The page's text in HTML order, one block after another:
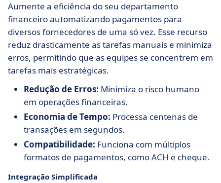
Aumente a eficiência do seu departamento
financeiro automatizando pagamentos para
diversos fornecedores de uma só vez. Esse recurso
reduz drasticamente as tarefas manuais e minimiza
erros, permitindo que as equipes se concentrem em
tarefas mais estratégicas.
Redução de Erros: Minimiza o risco humano
em operações financeiras.
Economia de Tempo: Processa centenas de
transações em segundos.
Compatibilidade: Funciona com múltiplos
formatos de pagamentos, como ACH e cheque.
Integração Simplificada